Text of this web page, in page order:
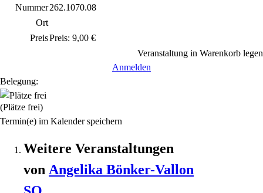
Nummer262.1070.08
Ort
PreisPreis: 9,00 €
Veranstaltung in Warenkorb legen
Anmelden
Belegung:
(Plätze frei)
Termin(e) im Kalender speichern
Weitere Veranstaltungen
von Angelika Bönker-Vallon